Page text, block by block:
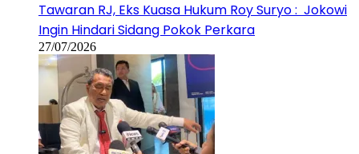
Tawaran RJ, Eks Kuasa Hukum Roy Suryo : Jokowi
Ingin Hindari Sidang Pokok Perkara
27/07/2026